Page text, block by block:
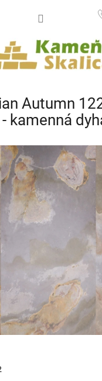
Autumn
kamenná